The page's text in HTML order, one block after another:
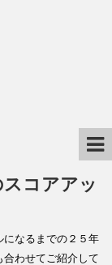
コアアッ
になるまでの２５年
わせてご紹介して